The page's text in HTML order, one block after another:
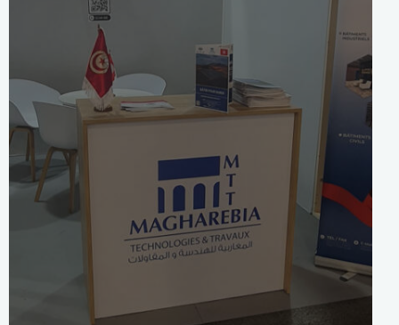
MTT et 7 autres entreprises
tunisiennes à l’honneur au salon
environnemental POLLUTEC
Comments